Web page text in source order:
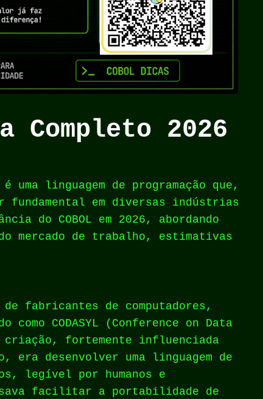
Completo 2026
é uma linguagem de programação que,
em diversas indústrias
do COBOL em 2026, abordando
mercado de trabalho, estimativas
de fabricantes de computadores,
CODASYL (Conference on Data
criação, fortemente influenciada
era desenvolver uma linguagem de
legível por humanos e
facilitar a portabilidade de